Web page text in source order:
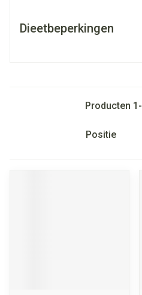
Dieetbeperkingen
Producten 1 -
Sorteer op: